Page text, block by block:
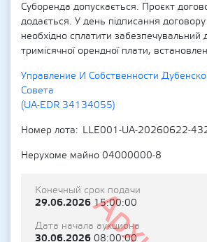
Суборенда допускається. Проєкт
додається. У день підписання
необхідно сплатити забезпечувальний
тримісячної орендної плати,
Управление И Собственности
Совета
(UA-EDR 34134055)
Номер лота
LLE001-UA-20260622-
Нерухоме майно 04000000-8
Конечный срок подачи
29.06.202615:00:00
Дата начала аукциона
30.06.2026 08:00:00